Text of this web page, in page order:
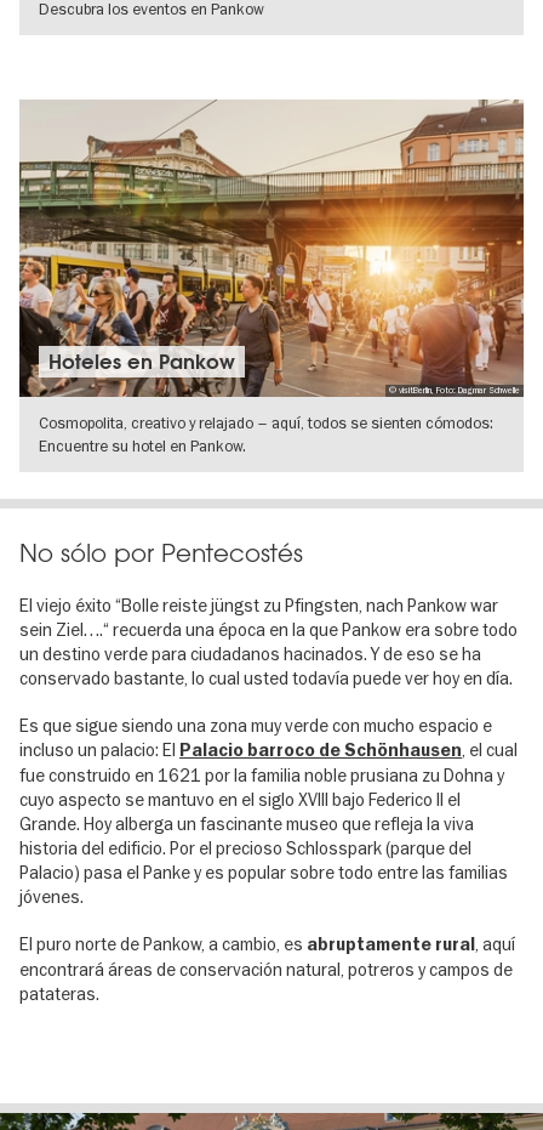
Descubra los eventos en Pankow
© visitBerlin, Foto: Dagmar Schwelle
Hoteles en Pankow
Cosmopolita, creativo y relajado – aquí, todos se sienten cómodos:
Encuentre su hotel en Pankow.
No sólo por Pentecostés
El viejo éxito “Bolle reiste jüngst zu Pfingsten, nach Pankow war
sein Ziel….“ recuerda una época en la que Pankow era sobre todo
un destino verde para ciudadanos hacinados. Y de eso se ha
conservado bastante, lo cual usted todavía puede ver hoy en día.
Es que sigue siendo una zona muy verde con mucho espacio e
incluso un palacio: El Palacio barroco de Schönhausen, el cual
fue construido en 1621 por la familia noble prusiana zu Dohna y
cuyo aspecto se mantuvo en el siglo XVIII bajo Federico II el
Grande. Hoy alberga un fascinante museo que refleja la viva
historia del edificio. Por el precioso Schlosspark (parque del
Palacio) pasa el Panke y es popular sobre todo entre las familias
jóvenes.
El puro norte de Pankow, a cambio, es abruptamente rural, aquí
encontrará áreas de conservación natural, potreros y campos de
patateras.